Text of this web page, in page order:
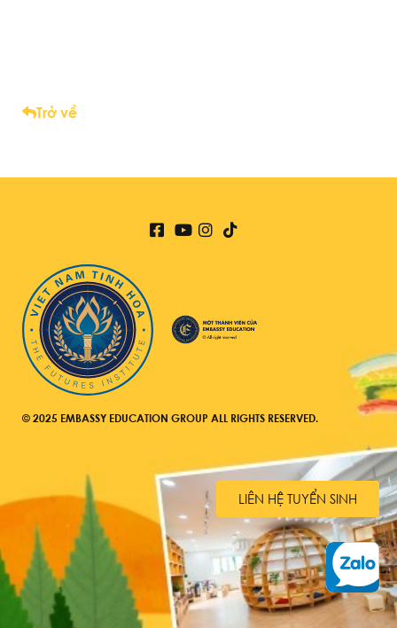
Trở về
LIÊN HỆ TUYỂN SINH
© 2025 EMBASSY EDUCATION GROUP ALL RIGHTS RESERVED.